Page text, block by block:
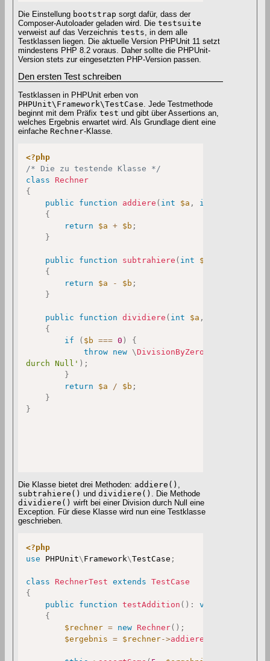
Die Einstellung bootstrap sorgt dafür, dass der
Composer-Autoloader geladen wird. Die testsuite
verweist auf das Verzeichnis tests , in dem alle
Testklassen liegen. Die aktuelle Version PHPUnit 11 setzt
mindestens PHP 8.2 voraus. Daher sollte die PHPUnit-
Version stets zur eingesetzten PHP-Version passen.
Den ersten Test schreiben
Testklassen in PHPUnit erben von
PHPUnit\Framework\TestCase . Jede Testmethode
beginnt mit dem Präfix test und gibt über Assertions an,
welches Ergebnis erwartet wird. Als Grundlage dient eine
einfache Rechner-Klasse.
<?php
/* Die zu testende Klasse */
class
Rechner
{
public
function addiere ( int $a , int
{
return
$a + $b ;
}
public function subtrahiere ( int $a
{
return
$a - $b ;
}
public function dividiere ( int $a ,
{
if
( $b === 0 )
{
throw new \DivisionByZeroError
durch Null' ) ;
}
return
$a / $b ;
}
}
Die Klasse bietet drei Methoden: addiere()
subtrahiere() und dividiere()
. Die Methode
dividiere() wirft bei einer Division durch Null eine
Exception. Für diese Klasse wird nun eine Testklasse
geschrieben.
<?php
use
PHPUnit\ Framework\TestCase ;
class RechnerTest extends
TestCase
{
public
function testAddition ( ) :
void
{
$rechner = new Rechner( ) ;
$ergebnis
= $rechner->addiere